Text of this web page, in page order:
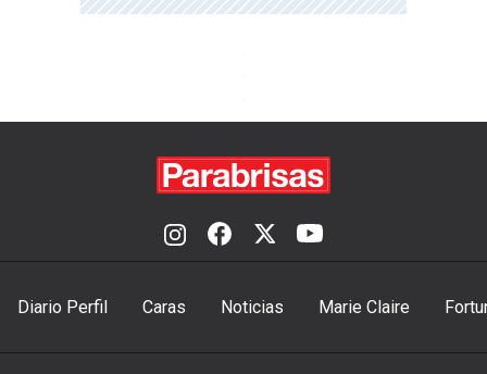
Diario Perfil Caras Noticias Marie Claire